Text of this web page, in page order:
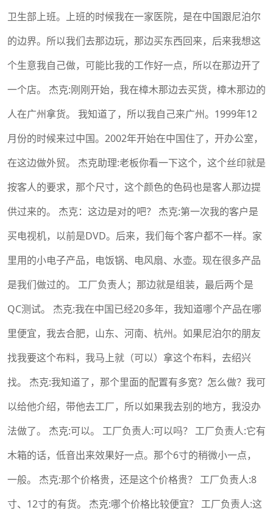
卫生部上班。上班的时候我在一家医院，是在中国跟尼泊尔
的边界。所以我们去那边玩，那边买东西回来，后来我想这
个生意我自己做，可能比我的工作好一点，所以在那边开了
一个店。 杰克:刚刚开始，我在樟木那边去买货，樟木那边的
人在广州拿货。 我知道了，所以我自己来广州。1999年12
月份的时候来过中国。2002年开始在中国住了，开办公室，
在这边做外贸。 杰克助理:老板你看一下这个，这个丝印就是
按客人的要求，那个尺寸，这个颜色的色码也是客人那边提
供过来的。 杰克：这边是对的吧？ 杰克:第一次我的客户是
买电视机，以前是DVD。后来，我们每个客户都不一样。家
里用的小电子产品，电饭锅、电风扇、水壶。现在很多产品
是我们做过的。 工厂负责人；那边就是组装，最后两个是
QC测试。 杰克:我在中国已经20多年，我知道哪个产品在哪
里便宜，我去合肥，山东、河南、杭州。如果尼泊尔的朋友
找我要这个布料，我马上就（可以）拿这个布料，去绍兴
找。 杰克:我知道了，那个里面的配置有多宽？怎么做？我可
以给他介绍，带他去工厂，所以如果我去别的地方，我没办
法做了。 杰克:可以。 工厂负责人:可以吗？ 工厂负责人:它有
木箱的话，低音出来效果好一点。那个6寸的稍微小一点，
一般。 杰克:那个价格贵，还是这个价格贵？ 工厂负责人:8
寸、12寸的有货。 杰克:哪个价格比较便宜？ 工厂负责人:这